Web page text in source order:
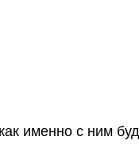
именно с ним